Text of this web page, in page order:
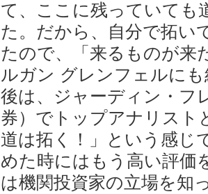
て、ここに残っていても
た。だから、自分で拓い
たので、「来るものが来
ルガン グレンフェルに
後は、ジャーディン・フ
券）でトップアナリスト
道は拓く！」という感じ
めた時にはもう高い評価
は機関投資家の立場を知